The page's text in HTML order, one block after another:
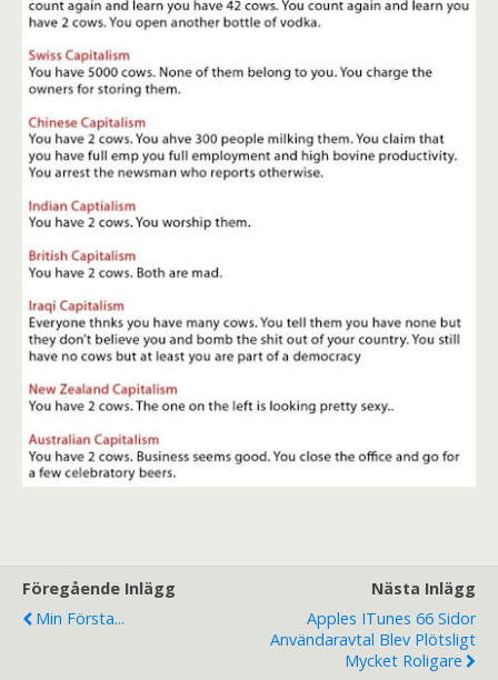
Föregående Inlägg
Min Första...
Nästa Inlägg
Apples ITunes 66 Sidor
Användaravtal Blev Plötsligt
Mycket Roligare